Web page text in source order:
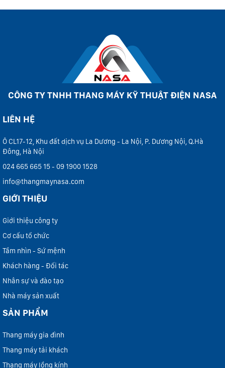
CÔNG TY TNHH THANG MÁY KỸ THUẬT ĐIỆN NASA
LIÊN HỆ
Ô CL17-12, Khu đất dịch vụ La Dương - La Nội, P. Dương Nội, Q.Hà
Đông, Hà Nội
024 665 665 15 - 09 1900 1528
info@thangmaynasa.com
GIỚI THIỆU
Giới thiệu công ty
Cơ cấu tổ chức
Tầm nhìn - Sứ mệnh
Khách hàng - Đối tác
Nhân sự và đào tạo
Nhà máy sản xuất
SẢN PHẨM
Thang máy gia đình
Thang máy tải khách
Thang máy lồng kính